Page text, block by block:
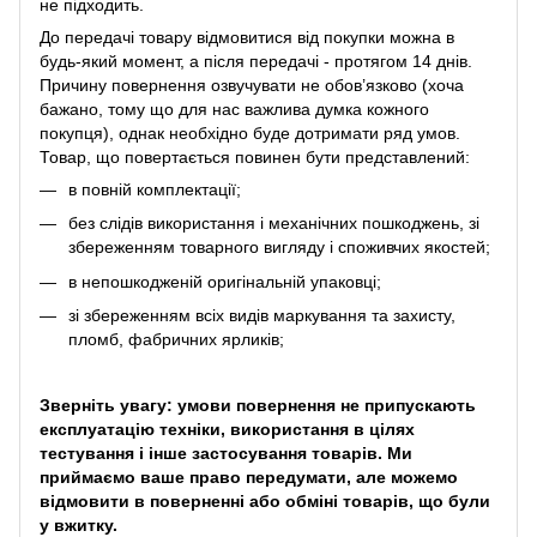
не підходить.
До передачі товару відмовитися від покупки можна в
будь-який момент, а після передачі - протягом 14 днів.
Причину повернення озвучувати не обов’язково (хоча
бажано, тому що для нас важлива думка кожного
покупця), однак необхідно буде дотримати ряд умов.
Товар, що повертається повинен бути представлений:
в повній комплектації;
без слідів використання і механічних пошкоджень, зі
збереженням товарного вигляду і споживчих якостей;
в непошкодженій оригінальній упаковці;
зі збереженням всіх видів маркування та захисту,
пломб, фабричних ярликів;
Зверніть увагу: умови повернення не припускають
експлуатацію техніки, використання в цілях
тестування і інше застосування товарів. Ми
приймаємо ваше право передумати, але можемо
відмовити в поверненні або обміні товарів, що були
у вжитку.